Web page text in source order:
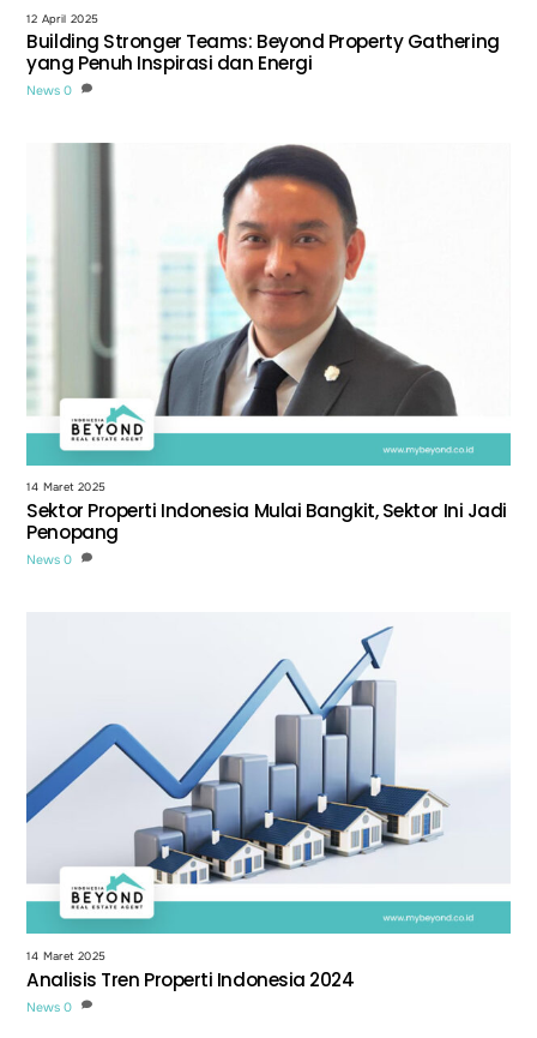
12 April 2025
Building Stronger Teams: Beyond Property Gathering
yang Penuh Inspirasi dan Energi
News 0
14 Maret 2025
Sektor Properti Indonesia Mulai Bangkit, Sektor Ini Jadi
Penopang
News 0
14 Maret 2025
Analisis Tren Properti Indonesia 2024
News 0